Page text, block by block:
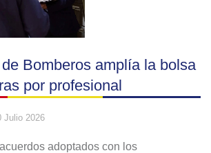
Bomberos amplía la bolsa
por profesional
Julio 2026
adoptados con los